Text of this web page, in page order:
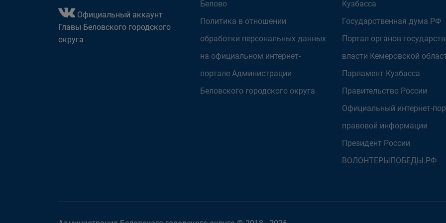
Официальный аккаунт
Главы Беловского городского
округа
Белово
Политика в отношении
обработки персональных данных
на официальном интернет-
портале Администрации
Беловского городского округа
Кузбасса
Государственная дума РФ
Портал органов
власти Кемеровской
Парламент Кузбасса
Правительство России
Официальный интернет-
правовой информации
Президент России
ВОЛОНТЕРЫПОБЕДЫ.РФ